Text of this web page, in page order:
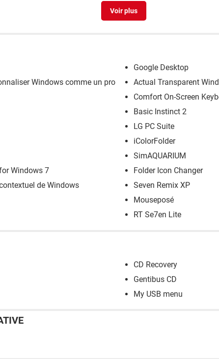
Google Desktop
Windows comme un pro
Actual Transparent
Comfort On-Screen
Basic Instinct 2
LG PC Suite
iColorFolder
SimAQUARIUM
Windows 7
Folder Icon Changer
de Windows
Seven Remix XP
Mouseposé
RT Se7en Lite
CD Recovery
Gentibus CD
My USB menu